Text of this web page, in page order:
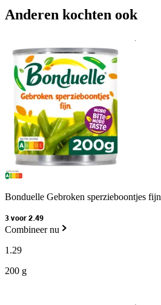
Anderen kochten ook
Bonduelle Gebroken sperzieboontjes fijn
3 voor 2.49
Combineer nu
1 .29
200 g